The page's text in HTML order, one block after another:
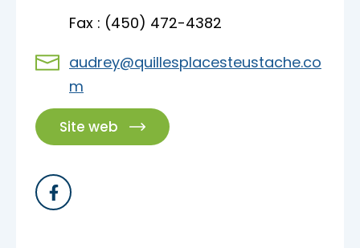
Accès membre
Fax : (450) 472-4382
audrey@quillesplacesteustache.co
m
Site web